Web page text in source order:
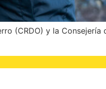
(CRDO) y la